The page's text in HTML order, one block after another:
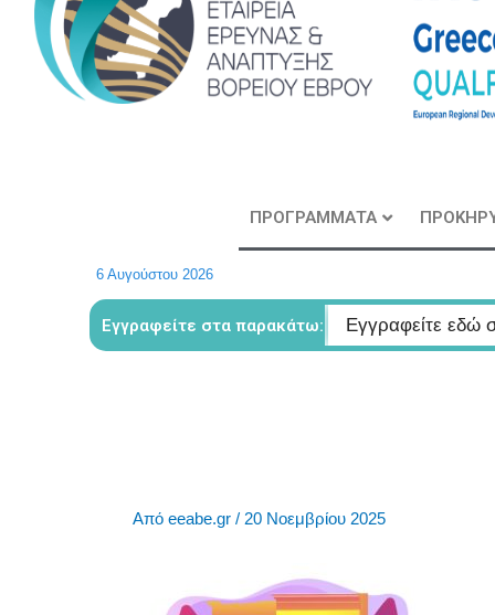
ΠΡΟΓΡΑΜΜΑΤΑ
6 Αυγούστου 2026
Εγγραφείτε στα παρακάτω:
νέα της εταιρείας Εγγραφείτε εδώ στο μητρώο
Απόeeabe.gr/ 20 Νοεμβρίου 2025